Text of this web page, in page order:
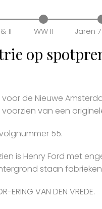
II WW II Jaren
op
de Nieuwe
van een
55.
is Henry Ford met
staan
ERING VAN DEN VREDE.